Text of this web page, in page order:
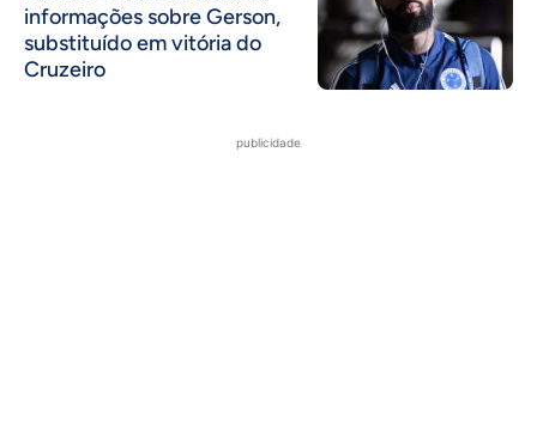
informações sobre Gerson,
substituído em vitória do
Cruzeiro
publicidade